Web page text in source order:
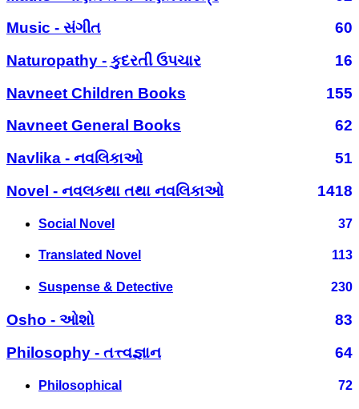
Music - સંગીત
60
Naturopathy - કુદરતી ઉપચાર
16
Navneet Children Books
155
Navneet General Books
62
Navlika - નવલિકાઓ
51
Novel - નવલકથા તથા નવલિકાઓ
1418
Social Novel 37
Translated Novel 113
Suspense & Detective 230
Osho - ઓશો
83
Philosophy - તત્ત્વજ્ઞાન
64
Philosophical 72